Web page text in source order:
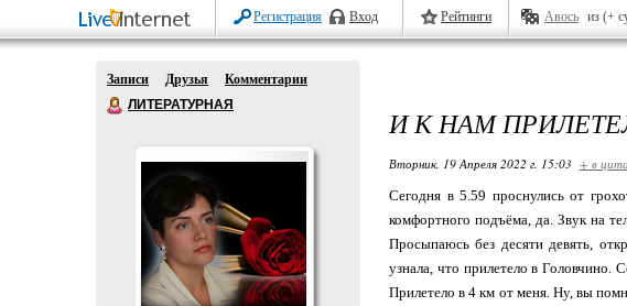
Регистрация Вход Рейтинги Авось из (+
Записи Друзья
Комментарии
ЛИТЕРАТУРНАЯ
И К НАМ
Вторник, 19 Апреля 2022 г. 15:03 + в
Сегодня в 5.59 проснулись от
комфортного подъёма, да. Звук на
Просыпаюсь без десяти девять,
узнала, что прилетело в Головчино.
Прилетело в 4 км от меня. Ну, вы